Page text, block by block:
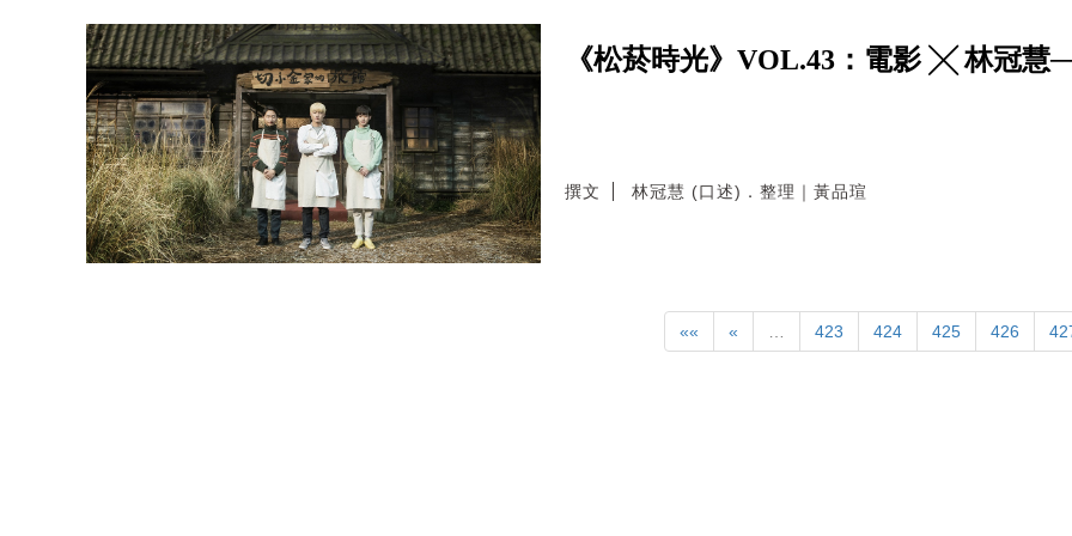
《松菸時光》VOL.43：電影 ╳ 林冠慧
撰文 林冠慧 (口述)．整理｜黃品瑄
«« « … 423 424 425 426